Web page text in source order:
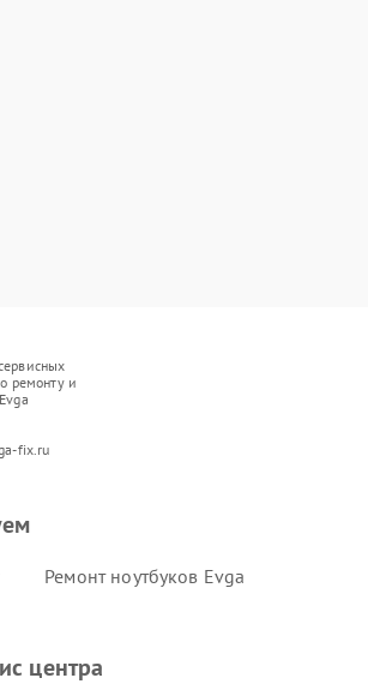
ремонту и
fix.ru
Ремонт ноутбуков Evga
центра